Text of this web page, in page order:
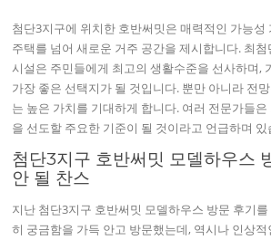
첨단3지구에 위치한 호반써밋은 매력적인 가능성
주택를 넘어 새로운 거주 공간을 제시합니다. 최
시설은 주민들에게 최고의 생활수준을 선사하며,
가장 좋은 선택지가 될 것입니다. 뿐만 아니라 전
는 높은 가치를 기대하게 합니다. 여러 전문가들
을 선도할 주요한 기준이 될 것이라고 언급하며 있
첨단3지구 호반써밋 모델하우스
안 될 찬스
지난 첨단3지구 호반써밋 모델하우스 방문 후기
히 궁금함을 가득 안고 방문했는데, 역시나 인상